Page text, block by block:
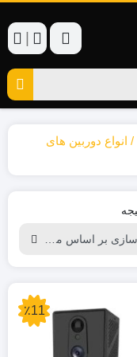
|
انواع دوربین های
popularity
٪11